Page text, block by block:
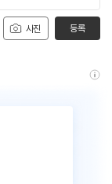
사진 등록